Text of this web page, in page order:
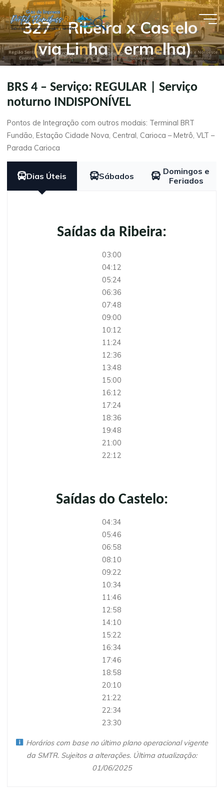
Pular
para
o
conteúdo
Guia de
Empresas
- Portal
RJ
327 – Ribeira x Castelo
(via Linha Vermelha)
Página
inicial
Regiões Rio de Janeiro 10000 – Paranapuan
BRS 4 – Serviço: REGULAR | Serviço
noturno INDISPONÍVEL
Pontos de Integração com outros modais: Terminal BRT
Fundão, Estação Cidade Nova, Central, Carioca – Metrô, VLT –
Parada Carioca
Dias Úteis Sábados
Domingos e
Feriados
Saídas da Ribeira:
03:00
04:12
05:24
06:36
07:48
09:00
10:12
11:24
12:36
13:48
15:00
16:12
17:24
18:36
19:48
21:00
22:12
Saídas do Castelo:
04:34
05:46
06:58
08:10
09:22
10:34
11:46
12:58
14:10
15:22
16:34
17:46
18:58
20:10
21:22
22:34
23:30
Horários com base no último plano operacional vigente
da SMTR. Sujeitos a alterações. Última atualização:
01/06/2025